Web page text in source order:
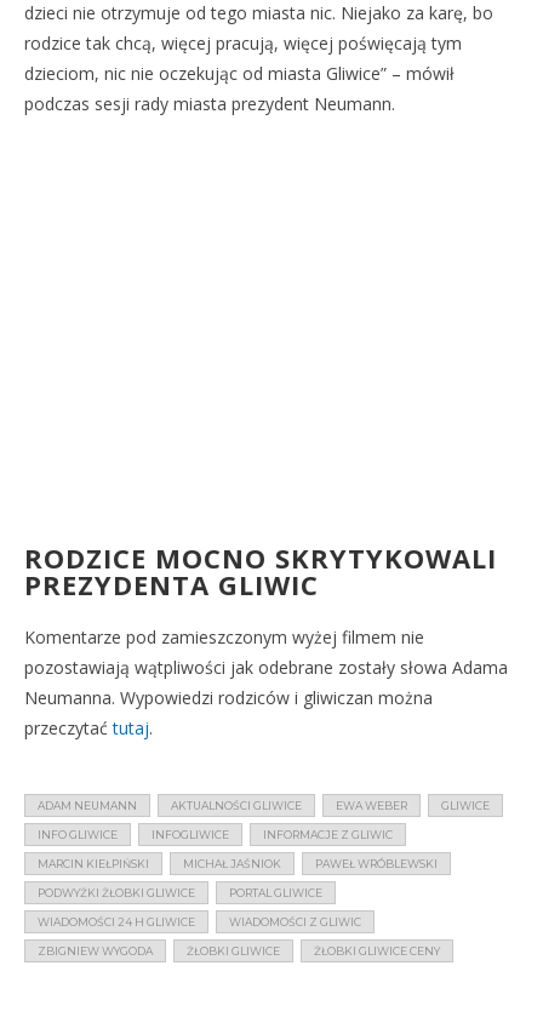
dzieci nie otrzymuje od tego miasta nic. Niejako za karę, bo
rodzice tak chcą, więcej pracują, więcej poświęcają tym
dzieciom, nic nie oczekując od miasta Gliwice” – mówił
podczas sesji rady miasta prezydent Neumann.
RODZICE MOCNO SKRYTYKOWALI
PREZYDENTA GLIWIC
Komentarze pod zamieszczonym wyżej filmem nie
pozostawiają wątpliwości jak odebrane zostały słowa Adama
Neumanna. Wypowiedzi rodziców i gliwiczan można
przeczytaćtutaj.
ADAM NEUMANN AKTUALNOŚCI GLIWICE EWA WEBER GLIWICE
INFO GLIWICE INFOGLIWICE INFORMACJE Z GLIWIC
MARCIN KIEŁPIŃSKI MICHAŁ JAŚNIOK PAWEŁ WRÓBLEWSKI
PODWYŻKI ŻŁOBKI GLIWICE PORTAL GLIWICE
WIADOMOŚCI 24 H GLIWICE WIADOMOŚCI Z GLIWIC
ZBIGNIEW WYGODA ŻŁOBKI GLIWICE ŻŁOBKI GLIWICE CENY